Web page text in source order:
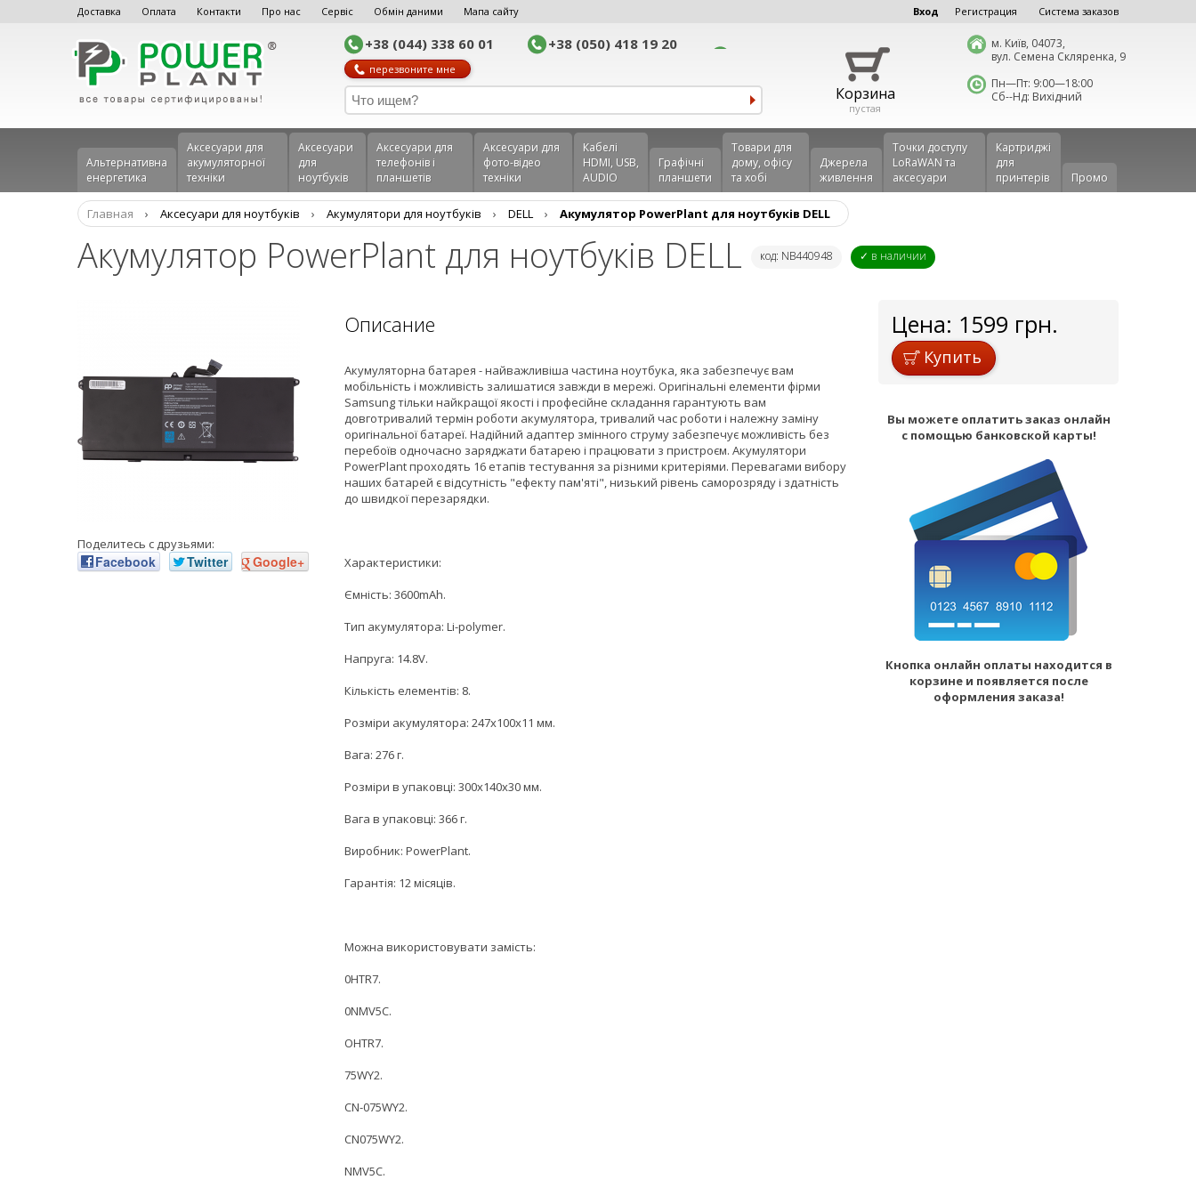
Доставка Оплата Контакти Про нас Сервіс Обмін даними Мапа сайту Вход Регистрация Система заказов
+38 (044) 338 60 01 +38 (050) 418 19 20
перезвоните мне
Корзина
пустая
м. Київ, 04073,
вул. Семена Скляренка, 9
Пн—Пт: 9:00—18:00
Сб--Нд: Вихідний
Альтернативна
енергетика
Аксесуари для
акумуляторної
техніки
Аксесуари
для
ноутбуків
Аксеcуари для
телефонів і
планшетів
Аксесуари для
фото-відео
техніки
Кабелі
HDMI, USB,
AUDIO
Графічні
планшети
Товари для
дому, офісу
та хобі
Джерела
живлення
Точки доступу
LoRaWAN та
аксесуари
Картриджі
для
принтерів
Промо
Главная › Аксесуари для ноутбуків › Aкумулятори для ноутбуків › DELL › Акумулятор PowerPlant для ноутбуків DELL
Акумулятор PowerPlant для ноутбуків DELL код: NB440948 ✓ в наличии
Поделитесь с друзьями:
Facebook Twitter Google+
Описание
Акумуляторна батарея - найважливіша частина ноутбука, яка забезпечує вам
мобільність і можливість залишатися завжди в мережі. Оригінальні елементи фірми
Samsung тільки найкращої якості і професійне складання гарантують вам
довготривалий термін роботи акумулятора, тривалий час роботи і належну заміну
оригінальної батареї. Надійний адаптер змінного струму забезпечує можливість без
перебоїв одночасно заряджати батарею і працювати з пристроєм. Акумулятори
PowerPlant проходять 16 етапів тестування за різними критеріями. Перевагами вибору
наших батарей є відсутність "ефекту пам'яті", низький рівень саморозряду і здатність
до швидкої перезарядки.
Характеристики:
Ємність: 3600mAh.
Тип акумулятора: Li-polymer.
Напруга: 14.8V.
Кількість елементів: 8.
Розміри акумулятора: 247x100x11 мм.
Вага: 276 г.
Розміри в упаковці: 300x140x30 мм.
Вага в упаковці: 366 г.
Виробник: PowerPlant.
Гарантія: 12 місяців.
Можна використовувати замість:
0HTR7.
0NMV5C.
OHTR7.
75WY2.
CN-075WY2.
CN075WY2.
NMV5C.
Цена: 1599 грн.
Купить
Вы можете оплатить заказ онлайн
с помощью банковской карты!
Кнопка онлайн оплаты находится в
корзине и появляется после
оформления заказа!